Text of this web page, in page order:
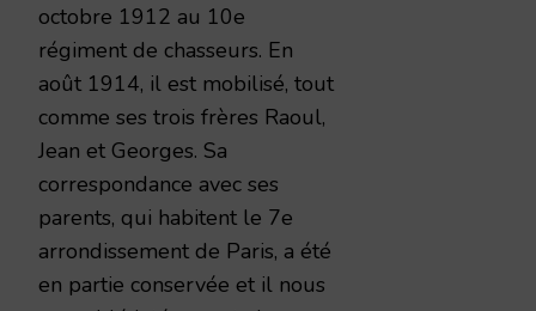
octobre 1912 au 10e
régiment de chasseurs. En
août 1914, il est mobilisé, tout
comme ses trois frères Raoul,
Jean et Georges. Sa
correspondance avec ses
parents, qui habitent le 7e
arrondissement de Paris, a été
en partie conservée et il nous